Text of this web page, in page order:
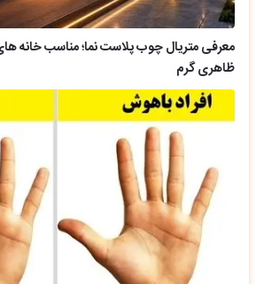
معرفی متریال چوب پلاست نما؛ مناسب خانه
ظاهری گرم